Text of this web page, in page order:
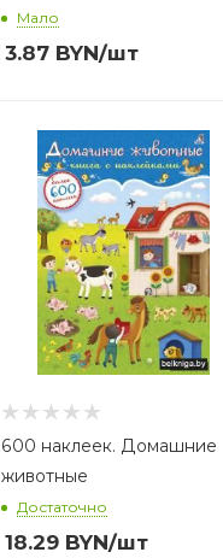
Мало
3.87 BYN/шт
600 наклеек. Домашние
животные
Достаточно
18.29 BYN/шт
Каневский В.Я.